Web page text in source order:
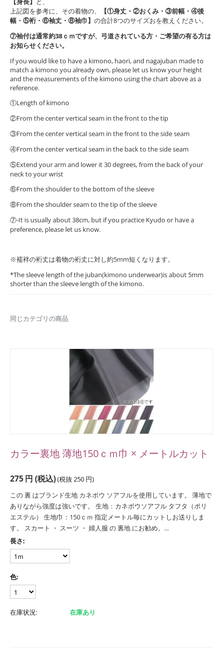
上記図を参考に、その着物の、
【①身丈・②おくみ・③前幅・④後
幅・⑤裄・⑥袖丈・⑧袖巾】 の合計8つのサイズおを教えください。
⑦袖付は通常約38ｃｍですが、弓道されている方・ご希望の有る方は
お知らせください。
If you would like to have a kimono, haori, and nagajuban made to
match a kimono you already own, please let us know your height
and the measurements of the kimono using the chart above as a
reference.
①Length of kimono
②From the center vertical seam in the front to the tip
③From the center vertical seam in the front to the side seam
④From the center vertical seam in the back to the side seam
⑤Extend your arm and lower it 30 degrees, from the back of your
neck to your wrist
⑥From the shoulder to the bottom of the sleeve
⑧From the shoulder seam to the tip of the sleeve
⑦-It is usually about 38cm, but if you practice Kyudo or have a
preference, please let us know.
※襦袢の裄丈は着物の裄丈に対し約5mm短くなります。
*The sleeve length of the juban(kimono underwear)is about 5mm
shorter than the sleeve length of the kimono.
同じカテゴリの商品
カラー裏地 薄地150ｃｍ巾 × メートルカット
275円 (税込)(税抜 250 円)
この 裏 はブランド生地 カネボウ ソアフルを使用しています。 薄地で
ありながら強度は強いです。 生地：カネボウソアフル タフタ（ポリ
エステル） 生地巾：150ｃｍ 指定メートル毎にカットしお送りしま
す。 スカート ・ スーツ ・ 婦人服 の 裏地 にお勧め。...
長さ:
色:
在庫状況: 在庫あり